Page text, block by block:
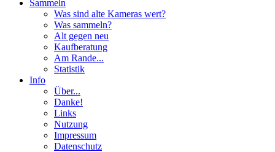
Sammeln
Was sind alte Kameras wert?
Was sammeln?
Alt gegen neu
Kaufberatung
Am Rande...
Statistik
Info
Über...
Danke!
Links
Nutzung
Impressum
Datenschutz